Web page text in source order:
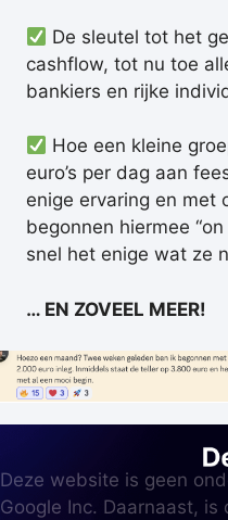
De sleutel tot het
cashflow, tot nu toe
bankiers en rijke
Hoe een kleine
euro’s per dag aan
enige ervaring en met
begonnen hiermee
snel het enige wat ze
… EN ZOVEEL MEER!
Deze website is geen
Google Inc. Daarnaast,